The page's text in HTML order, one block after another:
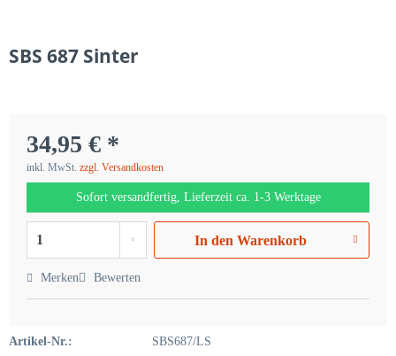
SBS 687 Sinter
34,95 € *
inkl. MwSt. zzgl. Versandkosten
Sofort versandfertig, Lieferzeit ca. 1-3 Werktage
In den Warenkorb
Merken Bewerten
Artikel-Nr.: SBS687/LS